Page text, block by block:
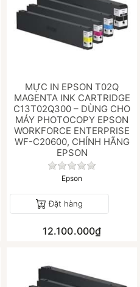
nào cho sản phẩm này.
MỰC IN EPSON T02Q
MAGENTA INK CARTRIDGE
C13T02Q300 – DÙNG CHO
MÁY PHOTOCOPY EPSON
WORKFORCE ENTERPRISE
WF-C20600, CHÍNH HÃNG
EPSON
Chưa có đánh
Epson
Đặt hàng
12.100.000₫